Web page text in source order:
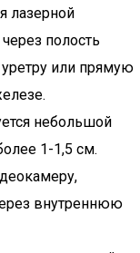
лазерной
полость
или прямую
небольшой
1-1,5 см.
внутреннюю